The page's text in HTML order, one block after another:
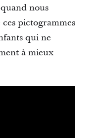
nous
pictogrammes
qui ne
à mieux